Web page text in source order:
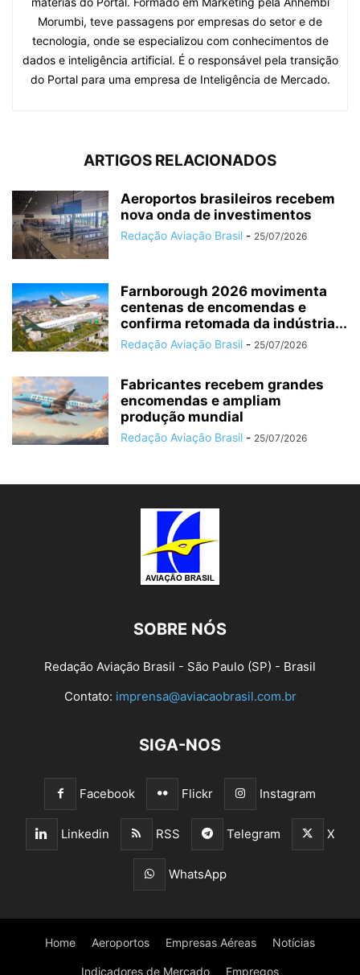
Morumbi, teve passagens por empresas do setor e de
tecnologia, onde se especializou com conhecimentos de
dados e inteligência artificial. É o responsável pela transição
do Portal para uma empresa de Inteligência de Mercado.
ARTIGOS RELACIONADOS
Aeroportos brasileiros recebem
nova onda de investimentos
Redação Aviação Brasil - 25/07/2026
Farnborough 2026 movimenta
centenas de encomendas e
confirma retomada da indústria...
Redação Aviação Brasil - 25/07/2026
Fabricantes recebem grandes
encomendas e ampliam
produção mundial
Redação Aviação Brasil - 25/07/2026
SOBRE NÓS
Redação Aviação Brasil - São Paulo (SP) - Brasil
Contato: imprensa@aviacaobrasil.com.br
SIGA-NOS
Facebook Flickr Instagram
Linkedin RSS Telegram X
WhatsApp
Home Aeroportos Empresas Aéreas Notícias
Indicadores de Mercado Empregos